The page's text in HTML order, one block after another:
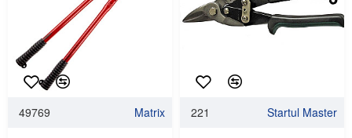
49769 Matrix 221 Startul Master